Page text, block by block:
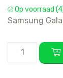
Op voorraad
Samsung
Samsung